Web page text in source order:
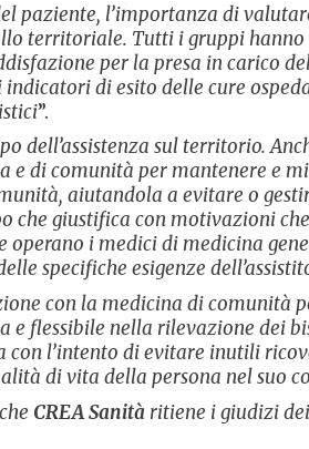
paziente, l’importanza di
Tutti i gruppi hanno
per la presa in carico
di esito delle cure
”.
dell’assistenza sul territorio.
di comunità per mantenere e
aiutandola a evitare o
che giustifica con motivazioni
i medici di medicina
specifiche esigenze
con la medicina di comunità
flessibile nella rilevazione dei
l’intento di evitare inutili
di vita della persona nel suo
CREA Sanità ritiene i giudizi